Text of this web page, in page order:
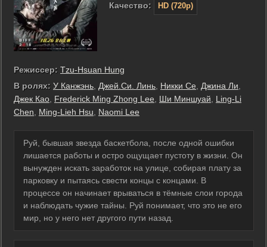
Качество:
HD (720p)
Режиссер: Tzu-Hsuan Hung
В ролях: У Канжэнь Джей.Си. Линь Никки Се Джина Ли
Джек Као Frederick Ming Zhong Lee Ши Миншуай
Ling-Li
Chen
Ming-Lieh Hsu Naomi Lee
Руй, бывшая звезда баскетбола, после одной ошибки
лишается работы и остро ощущает пустоту в жизни. Он
вынужден искать заработок на улице, собирая плату за
парковку и пытаясь свести концы с концами. В
процессе он начинает врываться в тёмные слои города
и наблюдать чужие тайны. Руй понимает, что это не его
мир, но у него нет другого пути назад.